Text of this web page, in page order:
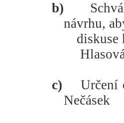
b)
návrhu,
diskuse
c)
Určení
Nečásek